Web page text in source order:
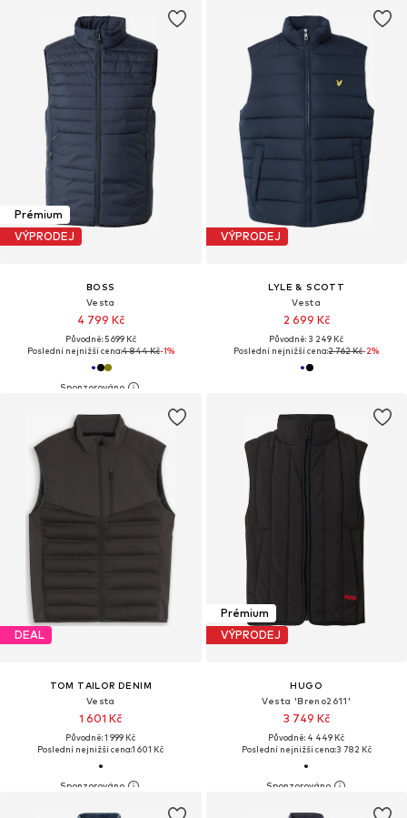
Prémium
VÝPRODEJ
BOSS
Vesta
4 799 Kč
Původně: 5 699 Kč
Poslední nejnižší cena:4 844 Kč-1%
VÝPRODEJ
LYLE & SCOTT
Vesta
2 699 Kč
Původně: 3 249 Kč
Poslední nejnižší cena:2 762 Kč-2%
DEAL
TOM TAILOR DENIM
Vesta
1 601 Kč
Původně: 1 999 Kč
Poslední nejnižší cena:1 601 Kč
Prémium
VÝPRODEJ
HUGO
Vesta 'Breno2611'
3 749 Kč
Původně: 4 449 Kč
Poslední nejnižší cena:3 782 Kč